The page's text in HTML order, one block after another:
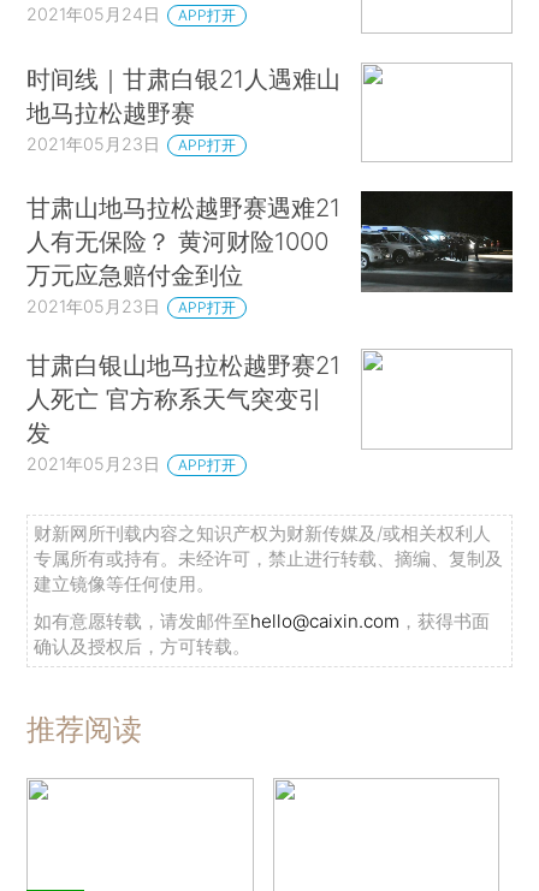
2021年05月24日 APP打开
时间线｜甘肃白银21人遇难山
地马拉松越野赛
2021年05月23日 APP打开
甘肃山地马拉松越野赛遇难21
人有无保险？ 黄河财险1000
万元应急赔付金到位
2021年05月23日 APP打开
甘肃白银山地马拉松越野赛21
人死亡 官方称系天气突变引
发
2021年05月23日 APP打开
财新网所刊载内容之知识产权为财新传媒及/或相关权利人
专属所有或持有。未经许可，禁止进行转载、摘编、复制及
建立镜像等任何使用。
如有意愿转载，请发邮件至hello@caixin.com ，获得书面
确认及授权后，方可转载。
推荐阅读